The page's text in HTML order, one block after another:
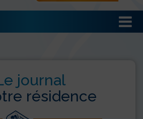
journal
résidence